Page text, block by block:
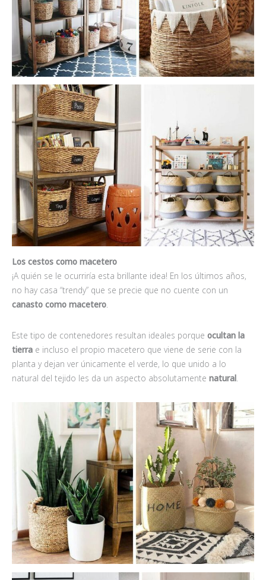
Los cestos como macetero
¡A quién se le ocurriría esta brillante idea! En los últimos años,
no hay casa “trendy” que se precie que no cuente con un
canasto como macetero.
Este tipo de contenedores resultan ideales porque ocultan la
tierra e incluso el propio macetero que viene de serie con la
planta y dejan ver únicamente el verde, lo que unido a lo
natural del tejido les da un aspecto absolutamente natural.